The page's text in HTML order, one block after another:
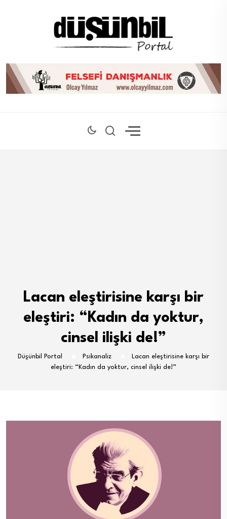
Lacan eleştirisine karşı bir
eleştiri: “Kadın da yoktur,
cinsel ilişki de!”
Düşünbil Portal Psikanaliz
Lacan eleştirisine karşı bir
eleştiri: “Kadın da yoktur, cinsel ilişki de!”